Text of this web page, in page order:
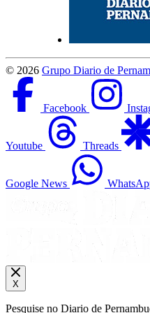
© 2026 Grupo Diario de
Facebook
Youtube Threads
Google News
X
Pesquise no Diario de